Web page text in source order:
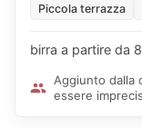
Piccola terrazza
birra a partire da
Aggiunto dalla
essere